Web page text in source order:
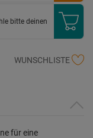
bitte deinen
WUNSCHLISTE
für eine